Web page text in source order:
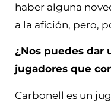
haber alguna
a la afición, pero,
¿Nos puedes dar
jugadores que
Carbonell es un